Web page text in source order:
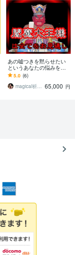
あの嘘つきを黙らせたい
というあなたの悩みを叶
えます 『閻魔大王様』の
お力添えで人間関係の苦
しみから解放いたします
5.0 (6)
magical祈祷師⭐︎萬屋 XYZ 65,000 円